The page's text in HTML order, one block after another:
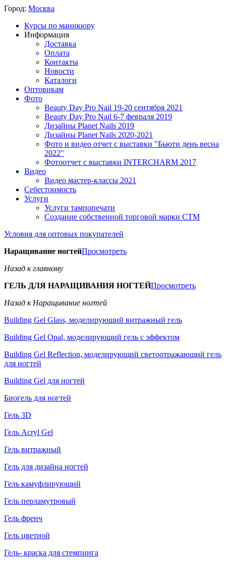
Город: Москва
Курсы по маникюру
Информация
Доставка
Оплата
Контакты
Новости
Каталоги
Оптовикам
Фото
Beauty Day Pro Nail 19-20 сентября 2021
Beauty Day Pro Nail 6-7 февраля 2019
Дизайны Planet Nails 2019
Дизайны Planet Nails 2020-2021
Фото и видео отчет с выставки "Бьюти день весна
2022"
Фотоотчет с выставки INTERCHARM 2017
Видео
Видео мастер-классы 2021
Себестоимость
Услуги
Услуги тампопечати
Создание собственной торговой марки СТМ
Условия для оптовых покупателей
Наращивание ногтейПросмотреть
Назад к главному
ГЕЛЬ ДЛЯ НАРАЩИВАНИЯ НОГТЕЙПросмотреть
Назад к Наращивание ногтей
Building Gel Glass, моделирующий витражный гель
Building Gel Opal, моделирующий гель с эффектом
Building Gel Reflection, моделирующий светоотражающий гель
для ногтей
Building Gel для ногтей
Биогель для ногтей
Гель 3D
Гель Acryl Gel
Гель витражный
Гель для дизайна ногтей
Гель камуфлирующий
Гель перламутровый
Гель френч
Гель цветной
Гель- краска для стемпинга